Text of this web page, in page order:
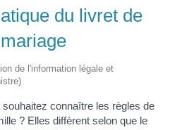
du livret de
de l'information légale et
connaître les règles de
? Elles diffèrent selon que le